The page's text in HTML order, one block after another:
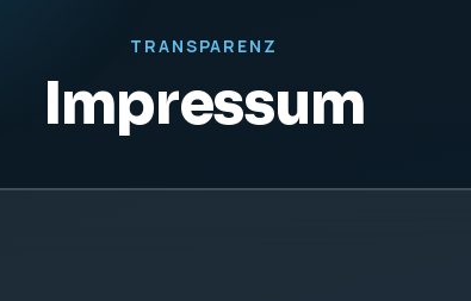
TRANSPARENZ
Impressum